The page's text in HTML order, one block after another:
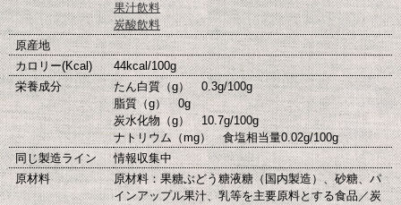
果汁飲料
炭酸飲料
原産地
カロリー(Kcal)
44kcal/100g
栄養成分
たん白質（g） 0.3g/100g
脂質（g） 0g
炭水化物（g） 10.7g/100g
ナトリウム（mg） 食塩相当量0.02g/100g
同じ製造ライン
情報収集中
原材料
原材料：果糖ぶどう糖液糖（国内製造）、砂糖、パ
インアップル果汁、乳等を主要原料とする食品／炭